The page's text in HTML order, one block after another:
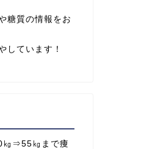
糖質の情報をお
しています！
㎏⇒55㎏まで痩